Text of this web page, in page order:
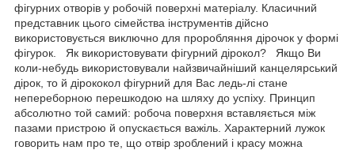
фігурних отворів у робочій поверхні матеріалу. Класичний
представник цього сімейства інструментів дійсно
використовується виключно для проробляння дірочок у формі
фігурок. Як використовувати фігурний дірокол? Якщо Ви
коли-небудь використовували найзвичайніший канцелярський
дірок, то й дірококол фігурний для Вас ледь-лі стане
непереборною перешкодою на шляху до успіху. Принцип
абсолютно той самий: робоча поверхня вставляється між
пазами пристрою й опускається важіль. Характерний лужок
говорить нам про те, що отвір зроблений і красу можна